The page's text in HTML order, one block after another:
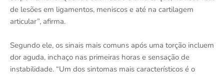
de lesões em ligamentos, meniscos e até na cartilagem
articular”, afirma.
Segundo ele, os sinais mais comuns após uma torção incluem
dor aguda, inchaço nas primeiras horas e sensação de
instabilidade. “Um dos sintomas mais característicos é o